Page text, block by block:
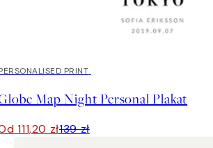
PRINT
Map Night Personal Plakat
111,20 zł139 zł